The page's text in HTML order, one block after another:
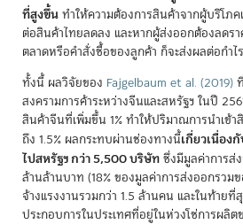
ที่สูงขึ้นทำให้ความต้องการสินค้าจากผู้บริโภ
ต่อสินค้าไทยลดลง และหากผู้ส่งออกต้องลดร
ตลาดหรือคำสั่งซื้อของลูกค้า ก็จะส่งผลต่อกำไ
ทั้งนี้ ผลวิจัยของ Fajgelbaum et al. (2019)
สงครามการค้าระหว่างจีนและสหรัฐฯ ในปี
สินค้าจีนที่เพิ่มขึ้น 1% ทำให้ปริมาณการนำเข้
ถึง 1.5% ผลกระทบผ่านช่องทางนี้เกี่ยวเนื่อง
ไปสหรัฐฯ กว่า 5,500 บริษัทซึ่งมีมูลค่าการส่
ล้านล้านบาท (18% ของมูลค่าการส่งออกรวม
จ้างแรงงานรวมกว่า 1.5 ล้านคน และในท้าย
ประกอบการในประเทศที่อยู่ในห่วงโซ่การผลิ